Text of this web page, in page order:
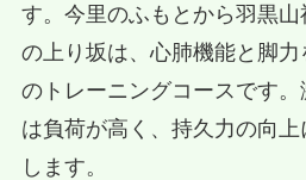
す。今里のふもとから羽黒
の上り坂は、心肺機能と脚
のトレーニングコースです
は負荷が高く、持久力の向
します。